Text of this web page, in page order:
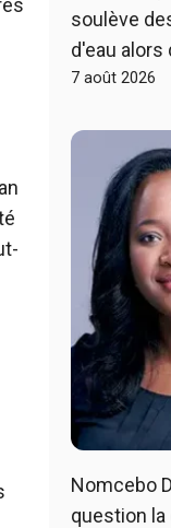
soulève
d'eau alors
7 août 2026
Nomcebo
question la